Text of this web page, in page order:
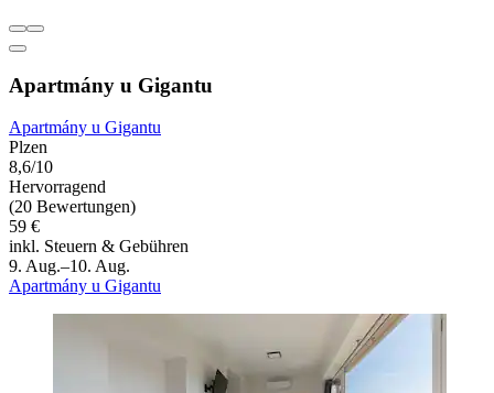
Apartmány u Gigantu
Apartmány u Gigantu
Plzen
8,6/10
Hervorragend
(20 Bewertungen)
59 €
inkl. Steuern & Gebühren
9. Aug.–10. Aug.
Apartmány u Gigantu